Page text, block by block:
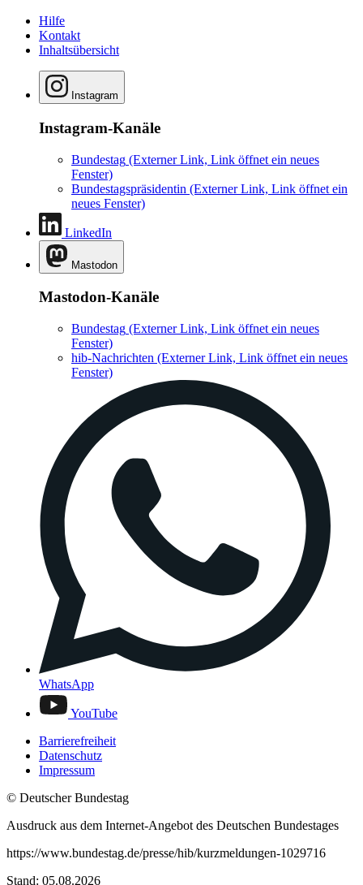
Hilfe
Kontakt
Inhaltsübersicht
Instagram
Instagram-Kanäle
Bundestag (Externer Link, Link öffnet ein neues
Fenster)
Bundestagspräsidentin (Externer Link, Link öffnet ein
neues Fenster)
LinkedIn
Mastodon
Mastodon-Kanäle
Bundestag (Externer Link, Link öffnet ein neues
Fenster)
hib-Nachrichten (Externer Link, Link öffnet ein neues
Fenster)
WhatsApp
YouTube
Barrierefreiheit
Datenschutz
Impressum
© Deutscher Bundestag
Ausdruck aus dem Internet-Angebot des Deutschen Bundestages
https://www.bundestag.de/presse/hib/kurzmeldungen-1029716
Stand: 05.08.2026